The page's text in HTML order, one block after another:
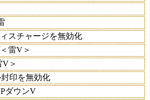
スチャージを無効化
雷V＞
＞
印を無効化
ダウンV